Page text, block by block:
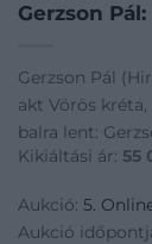
Gerzson
Gerzson Pál
akt Vörös
balra lent:
Kikiáltási ár: 55
Aukció: 5.
Aukció